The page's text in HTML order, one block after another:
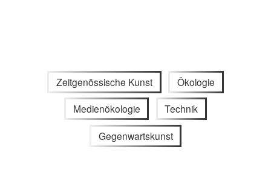
Zeitgenössische Kunst Ökologie
Medienökologie Technik
Gegenwartskunst